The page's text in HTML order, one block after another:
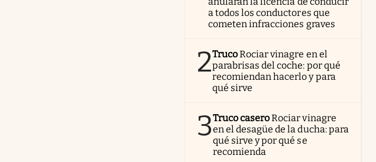
a todos los conductores que
cometen infracciones graves
2TrucoRociar vinagre en el
parabrisas del coche: por qué
recomiendan hacerlo y para
qué sirve
3Truco caseroRociar vinagre
en el desagüe de la ducha: para
qué sirve y por qué se
recomienda